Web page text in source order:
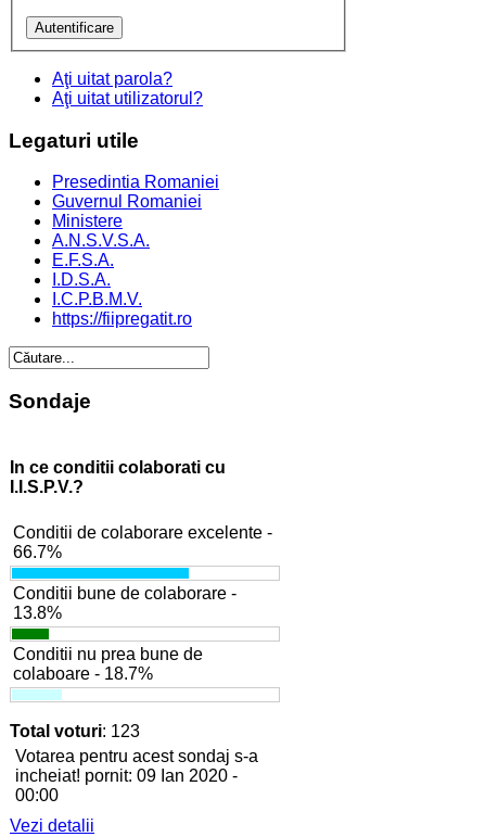
Aţi uitat parola?
Aţi uitat utilizatorul?
Legaturi utile
Presedintia Romaniei
Guvernul Romaniei
Ministere
A.N.S.V.S.A.
E.F.S.A.
I.D.S.A.
I.C.P.B.M.V.
https://fiipregatit.ro
Sondaje
In ce conditii colaborati cu
I.I.S.P.V.?
Conditii de colaborare excelente -
66.7%
Conditii bune de colaborare -
13.8%
Conditii nu prea bune de
colaboare - 18.7%
Total voturi: 123
Votarea pentru acest sondaj s-a
incheiat! pornit: 09 Ian 2020 -
00:00
Vezi detalii